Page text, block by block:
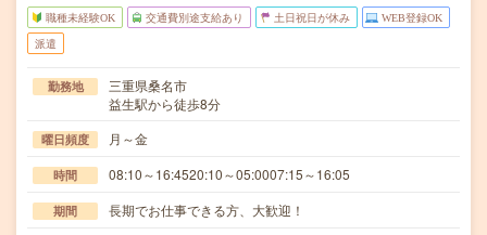
職種未経験OK 交通費別途支給あり 土日祝日が休み WEB登録OK
派遣
勤務地
三重県桑名市
益生駅から徒歩8分
曜日頻度 月～金
時間 08:10～16:4520:10～05:0007:15～16:05
期間 長期でお仕事できる方、大歓迎！